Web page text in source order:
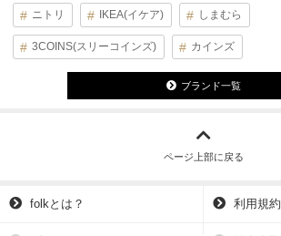
ニトリ IKEA(イケア) しまむら
3COINS(スリーコインズ) カインズ
ブランド一覧
ページ上部に戻る
folkとは？ 利用規約